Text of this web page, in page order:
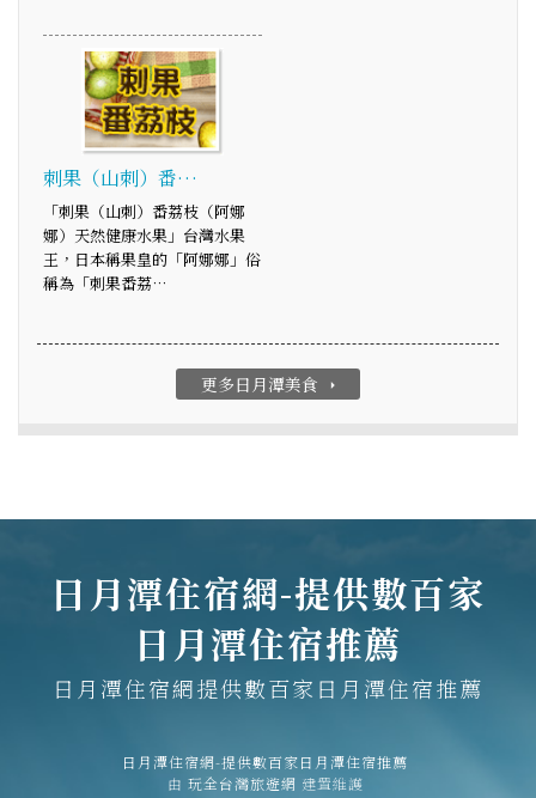
刺果（山刺）番…
「刺果（山刺）番荔枝（阿娜
娜）天然健康水果」台灣水果
王，日本稱果皇的「阿娜娜」俗
稱為「刺果番荔…
更多日月潭美食 arrow_right
日月潭住宿網-提供數百家
日月潭住宿推薦
日月潭住宿網提供數百家日月潭住宿推薦
日月潭住宿網-提供數百家日月潭住宿推薦
由 玩全台灣旅遊網 建置維護